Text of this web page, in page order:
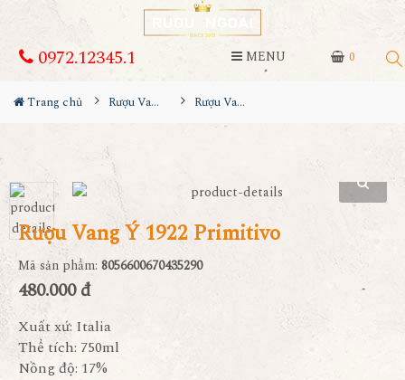
0
0972.12345.1 MENU
Trang chủ Rượu Vang Rượu Vang Ý 1922 Primitivo
Rượu Vang Ý 1922 Primitivo
Mã sản phẩm: 8056600670435290
480.000 đ
Xuất xứ: Italia
Thể tích: 750ml
Nồng độ: 17%